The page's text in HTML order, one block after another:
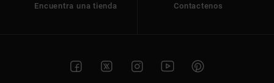
Encuentra una tienda Contactenos